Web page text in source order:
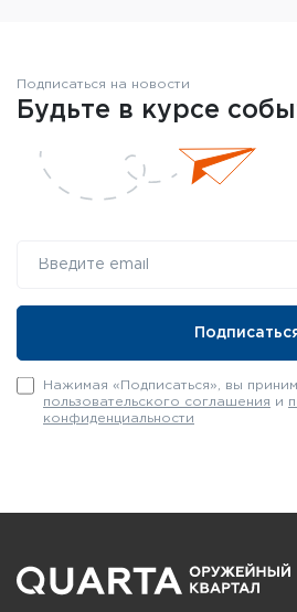
Подписаться на новости
Будьте в курсе
Нажимая «Подписаться», вы
пользовательского соглашения и
конфиденциальности